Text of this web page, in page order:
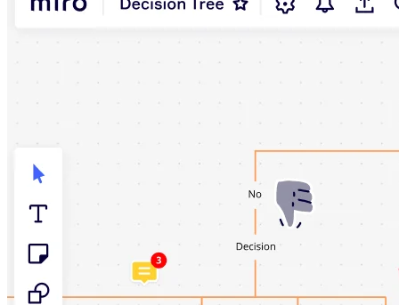
MCP-Server
Enterprise Guard
Entwicklerplattform
Whiteboard
Diagramme
Kanban
Tabellen
Dokumente
Präsentation
Einsatzbereiche